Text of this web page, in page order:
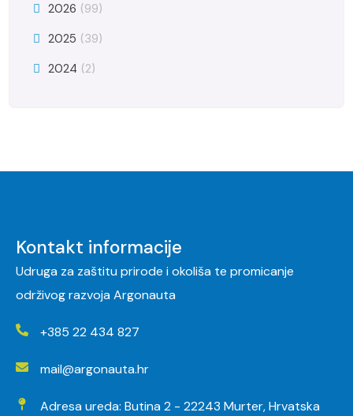
2026 (99)
2025 (39)
2024 (2)
Kontakt informacije
Udruga za zaštitu prirode i okoliša te promicanje
održivog razvoja Argonauta
+385 22 434 827
mail@argonauta.hr
Adresa ureda: Butina 2 - 22243 Murter, Hrvatska